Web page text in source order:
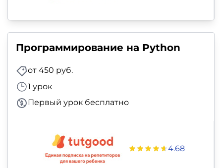
Программирование на Python
от 450 руб.
1 урок
Первый урок бесплатно
4.68